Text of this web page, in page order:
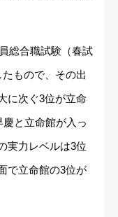
総合職試験（春試
もので、その出
に次ぐ3位が立命
と立命館が入っ
実力レベルは3位
で立命館の3位が